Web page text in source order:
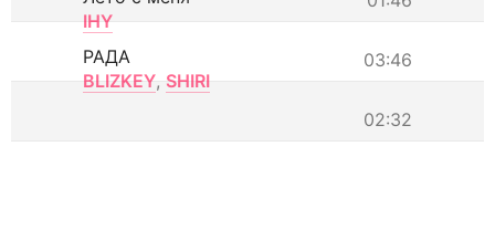
IHY
03:46
РАДА
BLIZKEY, SHIRI
02:32